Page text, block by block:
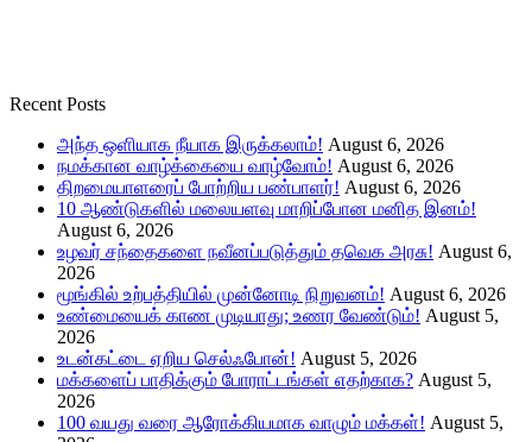
Recent Posts
அந்த ஒளியாக நீயாக இருக்கலாம்! August 6, 2026
நமக்கான வாழ்க்கையை வாழ்வோம்! August 6, 2026
திறமையாளரைப் போற்றிய பண்பாளர்! August 6, 2026
10 ஆண்டுகளில் மலையளவு மாறிப்போன மனித இனம்!
August 6, 2026
உழவர் சந்தைகளை நவீனப்படுத்தும் தவெக அரசு! August 6,
2026
மூங்கில் உற்பத்தியில் முன்னோடி நிறுவனம்! August 6, 2026
உண்மையைக் காண முடியாது; உணர வேண்டும்! August 5,
2026
உடன்கட்டை ஏறிய செல்ஃபோன்! August 5, 2026
மக்களைப் பாதிக்கும் போராட்டங்கள் எதற்காக? August 5,
2026
100 வயது வரை ஆரோக்கியமாக வாழும் மக்கள்! August 5,